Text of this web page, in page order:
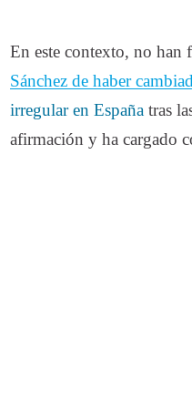
En este contexto, no han
Sánchez de haber
irregular en España tras
afirmación y ha cargado